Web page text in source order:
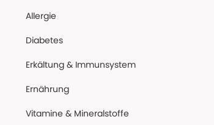
Allergie
Diabetes
Erkältung & Immunsystem
Ernährung
Vitamine & Mineralstoffe